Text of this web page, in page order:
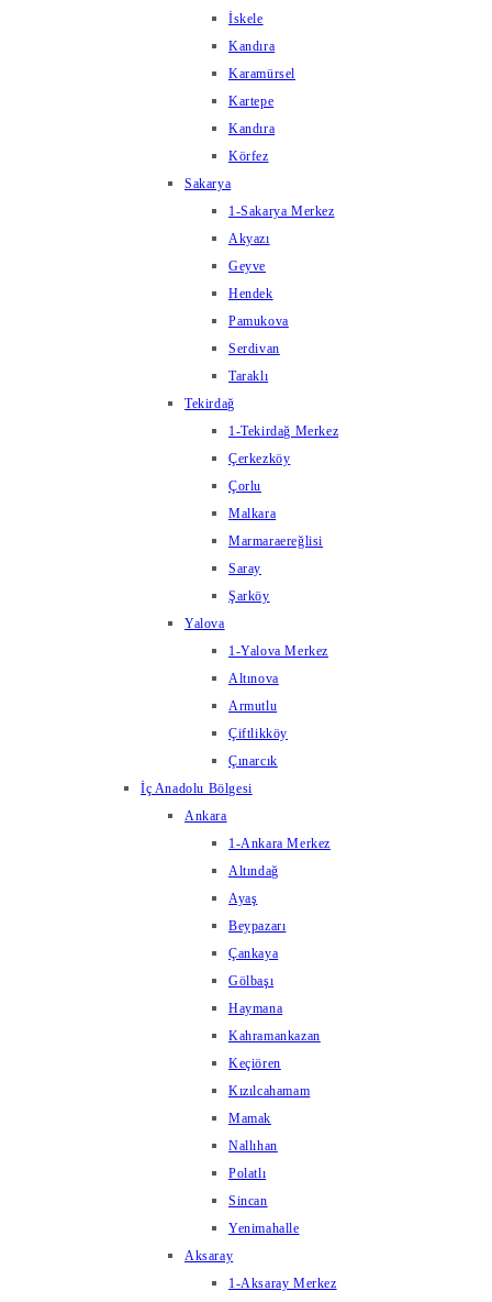
İskele
Kandıra
Karamürsel
Kartepe
Kandıra
Körfez
Sakarya
1-Sakarya Merkez
Akyazı
Geyve
Hendek
Pamukova
Serdivan
Taraklı
Tekirdağ
1-Tekirdağ Merkez
Çerkezköy
Çorlu
Malkara
Marmaraereğlisi
Saray
Şarköy
Yalova
1-Yalova Merkez
Altınova
Armutlu
Çiftlikköy
Çınarcık
İç Anadolu Bölgesi
Ankara
1-Ankara Merkez
Altındağ
Ayaş
Beypazarı
Çankaya
Gölbaşı
Haymana
Kahramankazan
Keçiören
Kızılcahamam
Mamak
Nallıhan
Polatlı
Sincan
Yenimahalle
Aksaray
1-Aksaray Merkez